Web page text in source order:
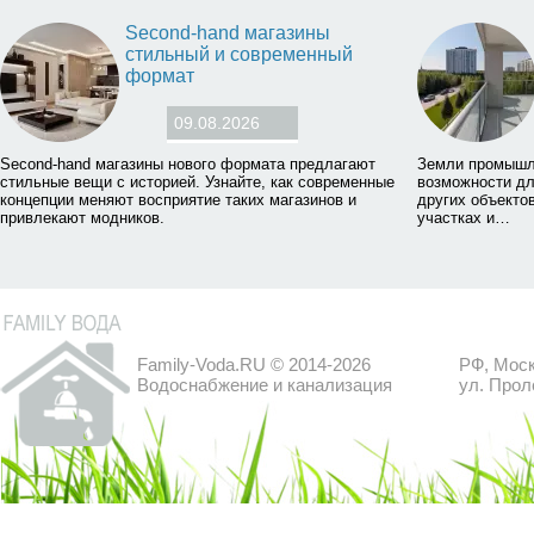
Second-hand магазины
стильный и современный
формат
09.08.2026
Second-hand магазины нового формата предлагают
стильные вещи с историей. Узнайте, как современные
концепции меняют восприятие таких магазинов и
привлекают модников.
Земли
возможности
других
участках и…
Family-Voda.RU © 2014-2026
Водоснабжение и канализация
РФ,
ул.